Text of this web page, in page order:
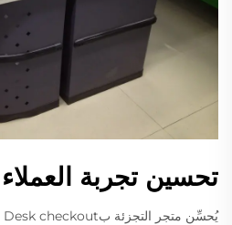
تحسين تجربة العملاء